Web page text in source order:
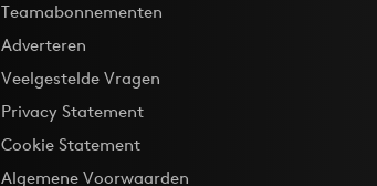
Teamabonnementen
Adverteren
Veelgestelde Vragen
Privacy Statement
Cookie Statement
Algemene Voorwaarden